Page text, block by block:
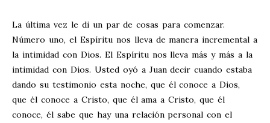
La última vez le di un par de cosas para comenzar.
Número uno, el Espíritu nos lleva de manera incremental a
la intimidad con Dios. El Espíritu nos lleva más y más a la
intimidad con Dios. Usted oyó a Juan decir cuando estaba
dando su testimonio esta noche, que él conoce a Dios,
que él conoce a Cristo, que él ama a Cristo, que él
conoce, él sabe que hay una relación personal con el